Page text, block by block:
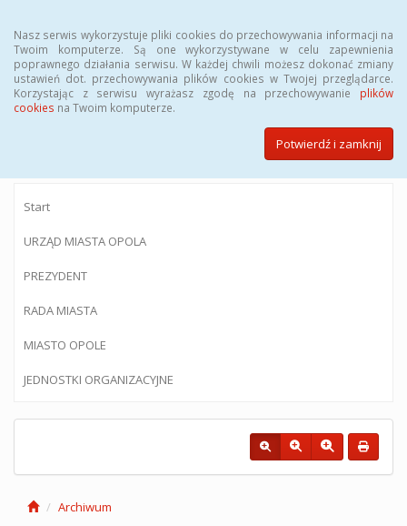
Nasz serwis wykorzystuje pliki cookies do przechowywania informacji na
Twoim komputerze. Są one wykorzystywane w celu zapewnienia
poprawnego działania serwisu. W każdej chwili możesz dokonać zmiany
ustawień dot. przechowywania plików cookies w Twojej przeglądarce.
Korzystając z serwisu wyrażasz zgodę na przechowywanie plików
cookies na Twoim komputerze.
Potwierdź i zamknij
BIULETYN INFORMACJI PUBLICZNEJ
Urzędu Miasta Opola
Start
URZĄD MIASTA OPOLA
PREZYDENT
RADA MIASTA
MIASTO OPOLE
JEDNOSTKI ORGANIZACYJNE
Archiwum